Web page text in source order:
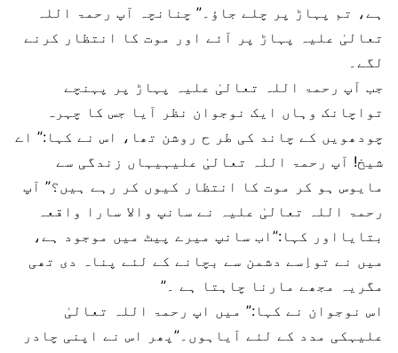
ہے، تم پہاڑ پر چلے جاؤ۔” چنانچہ آپ رحمۃ اللہ
تعالیٰ علیہ پہاڑ پر آئے اور موت کا انتظار کرنے
لگے۔
جب آپ رحمۃ اللہ تعالیٰ علیہ پہاڑ پر پہنچے
تواچانک وہاں ایک نوجوان نظر آیا جس کا چہرہ
چودھویں کے چاند کی طر ح روشن تھا، اس نے کہا:” اے
شیخ! آپ رحمۃ اللہ تعالیٰ علیہیہاں زندگی سے
مایوس ہو کر موت کا انتظار کیوں کر رہے ہیں؟” آپ
رحمۃ اللہ تعالیٰ علیہ نے سانپ والا سارا واقعہ
بتایااور کہا:”اب سانپ میرے پیٹ میں موجود ہے،
میں نے تواِسے دشمن سے بچانے کے لئے پناہ دی تھی
مگریہ مجھے مارنا چاہتا ہے ۔”
اس نوجوان نے کہا:” میں اپ رحمۃ اللہ تعالیٰ
علیہکی مدد کے لئے آیاہوں۔”پھر اس نے اپنی چادر